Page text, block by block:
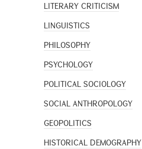
LITERARY CRITICISM
LINGUISTICS
PHILOSOPHY
PSYCHOLOGY
POLITICAL SOCIOLOGY
SOCIAL ANTHROPOLOGY
GEOPOLITICS
HISTORICAL DEMOGRAPHY